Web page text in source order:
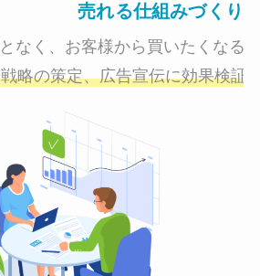
売れる仕組みづくり
なく、お客様から買いたくなる
略の策定、広告宣伝に効果検証